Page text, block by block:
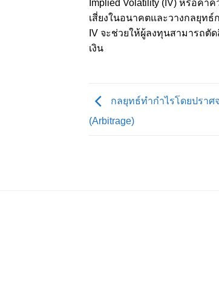
Implied Volatility (IV) หรือค่
เสี่ยงในอนาคตและวางกลยุท
IV จะช่วยให้ผู้ลงทุนสามารถตั
เงิน
กลยุทธ์ทำกำไรโดยปราศ
(Arbitrage)